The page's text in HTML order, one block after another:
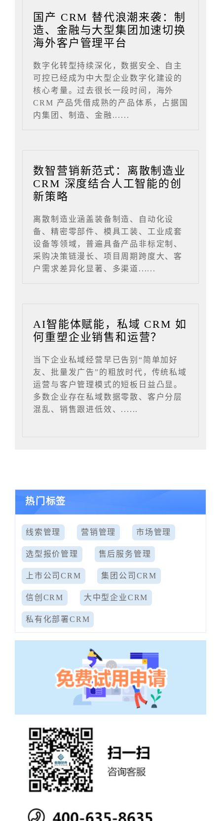
国产 CRM 替代浪潮来袭：制
造、金融与大型集团加速切换
海外客户管理平台
数字化转型持续深化，数据安全、自主
可控已经成为中大型企业数字化建设的
核心考量。过去很长一段时间，海外
CRM 产品凭借成熟的产品体系，占据国
内集团、制造、金融......
数智营销新范式：离散制造业
CRM 深度结合人工智能的创
新策略
离散制造业涵盖装备制造、自动化设
备、精密零部件、模具工装、工业成套
设备等领域，普遍具备产品非标定制、
采购决策链漫长、项目周期跨度大、客
户需求差异化显著、多渠道......
AI智能体赋能，私域 CRM 如
何重塑企业销售和运营？
当下企业私域经营早已告别“简单加好
友、批量发广告”的粗放时代，传统私域
运营与客户管理模式的短板日益凸显。
多数企业存在私域数据零散、客户分层
混乱、销售跟进低效、......
热门标签
线索管理 营销管理 市场管理
选型报价管理 售后服务管理
上市公司CRM 集团公司CRM
信创CRM 大中型企业CRM
私有化部署CRM